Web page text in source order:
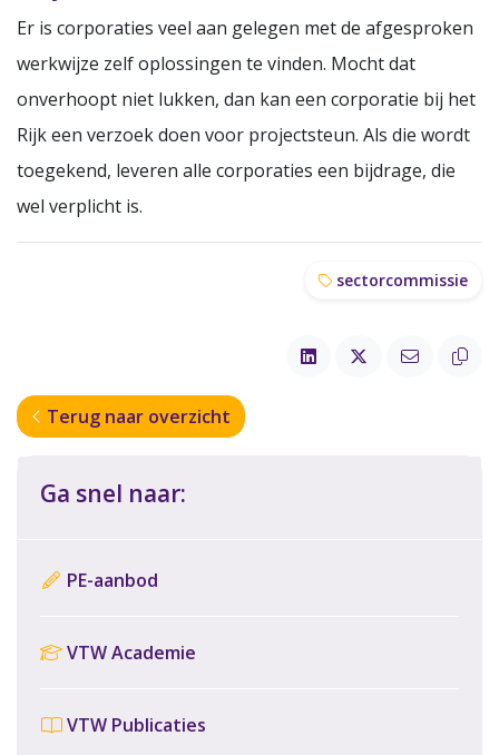
Er is corporaties veel aan gelegen met de afgesproken
werkwijze zelf oplossingen te vinden. Mocht dat
onverhoopt niet lukken, dan kan een corporatie bij het
Rijk een verzoek doen voor projectsteun. Als die wordt
toegekend, leveren alle corporaties een bijdrage, die
wel verplicht is.
sectorcommissie
Terug naar overzicht
Ga snel naar:
PE-aanbod
VTW Academie
VTW Publicaties